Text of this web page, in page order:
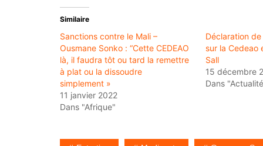
Similaire
Sanctions contre le Mali –
Ousmane Sonko : “Cette CEDEAO
là, il faudra tôt ou tard la remettre
à plat ou la dissoudre
simplement »
11 janvier 2022
Dans "Afrique"
Déclaration
sur la Cedeao
Sall
15 décembre
Dans